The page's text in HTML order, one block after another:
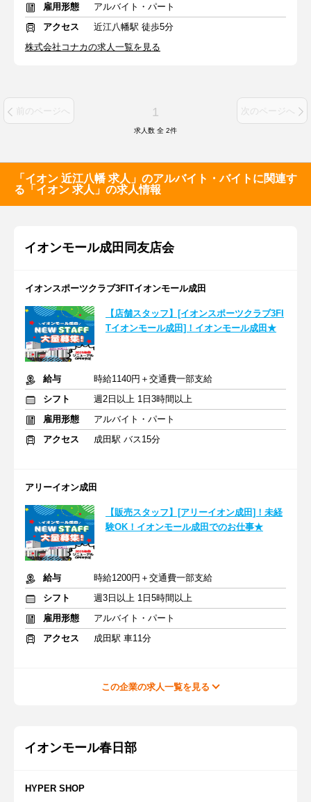
雇用形態
アルバイト・パート
アクセス
近江八幡駅 徒歩5分
株式会社コナカの求人一覧を見る
前のページへ 1 次のページへ
求人数 全 2件
「イオン 近江八幡 求人」のアルバイト・バイトに関連す
る「イオン 求人」の求人情報
イオンモール成田同友店会
イオンスポーツクラブ3FITイオンモール成田
【店舗スタッフ】[イオンスポーツクラブ3FI
Tイオンモール成田]！イオンモール成田★
給与
時給1140円＋交通費一部支給
シフト
週2日以上 1日3時間以上
雇用形態
アルバイト・パート
アクセス
成田駅 バス15分
アリーイオン成田
【販売スタッフ】[アリーイオン成田]！未経
験OK！イオンモール成田でのお仕事★
給与
時給1200円＋交通費一部支給
シフト
週3日以上 1日5時間以上
雇用形態
アルバイト・パート
アクセス
成田駅 車11分
この企業の求人一覧を見る
イオンモール春日部
HYPER SHOP